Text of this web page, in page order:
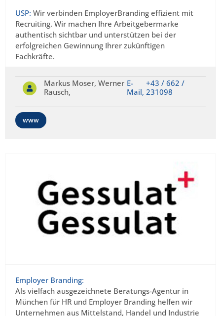
USP: Wir verbinden EmployerBranding effizient mit
Recruiting. Wir machen Ihre Arbeitgebermarke
authentisch sichtbar und unterstützen bei der
erfolgreichen Gewinnung Ihrer zukünftigen
Fachkräfte.
Markus Moser, Werner
Rausch,
E-
Mail,
+43 / 662 /
231098
www
Employer Branding:
Als vielfach ausgezeichnete Beratungs-Agentur in
München für HR und Employer Branding helfen wir
Unternehmen aus Mittelstand, Handel und Industrie